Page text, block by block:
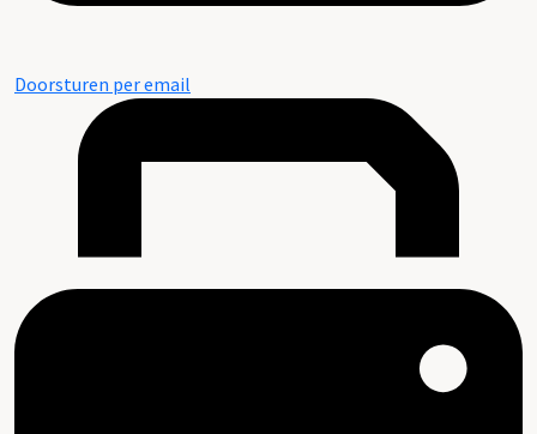
Doorsturen per email